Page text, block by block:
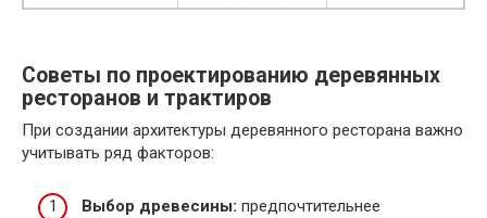
Советы по проектированию деревянных
ресторанов и трактиров
При создании архитектуры деревянного ресторана важно
учитывать ряд факторов:
Выбор древесины: предпочтительнее